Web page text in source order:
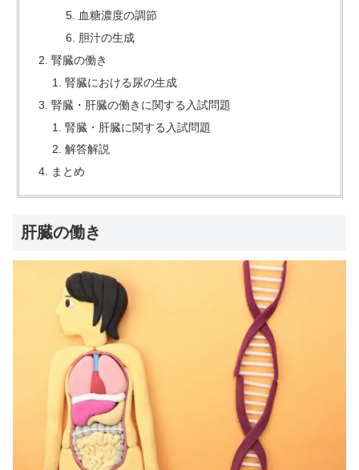
血糖濃度の調節
胆汁の生成
腎臓の働き
腎臓における尿の生成
腎臓・肝臓の働きに関する入試問題
腎臓・肝臓に関する入試問題
解答解説
まとめ
肝臓の働き